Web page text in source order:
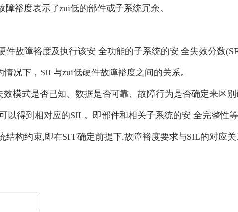
裕度表示了zui低的部件或子系统冗余。
故障裕度及执行该安 全功能的子系统的安 全失效分数
情况下，SIL与zui低硬件故障裕度之间的关系。
模式是否已知、数据是否可靠、故障行为是否确定来区别
以得到相对应的SIL。 即部件和相关子系统的安 全完整性等
构约束,即在SFF确定前提下,故障裕度要求与SIL的对应